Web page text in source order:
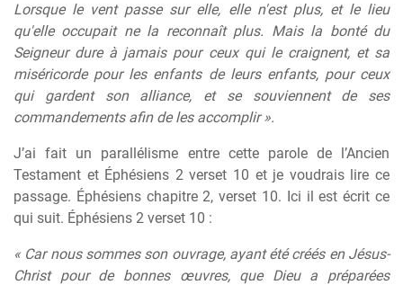
Lorsque le vent passe sur elle, elle n'est plus, et le lieu
qu'elle occupait ne la reconnaît plus. Mais la bonté du
Seigneur dure à jamais pour ceux qui le craignent, et sa
miséricorde pour les enfants de leurs enfants, pour ceux
qui gardent son alliance, et se souviennent de ses
commandements afin de les accomplir ».
J’ai fait un parallélisme entre cette parole de l’Ancien
Testament et Éphésiens 2 verset 10 et je voudrais lire ce
passage. Éphésiens chapitre 2, verset 10. Ici il est écrit ce
qui suit. Éphésiens 2 verset 10 :
« Car nous sommes son ouvrage, ayant été créés en Jésus-
Christ pour de bonnes œuvres, que Dieu a préparées